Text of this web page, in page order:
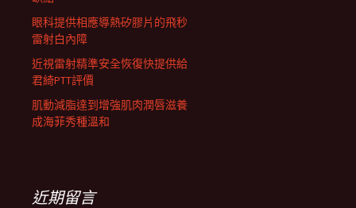
眼科提供相應導熱矽膠片的飛秒
雷射白內障
近視雷射精準安全恢復快提供給
君綺PTT評價
肌動減脂達到增強肌肉潤唇滋養
成海菲秀種溫和
近期留言